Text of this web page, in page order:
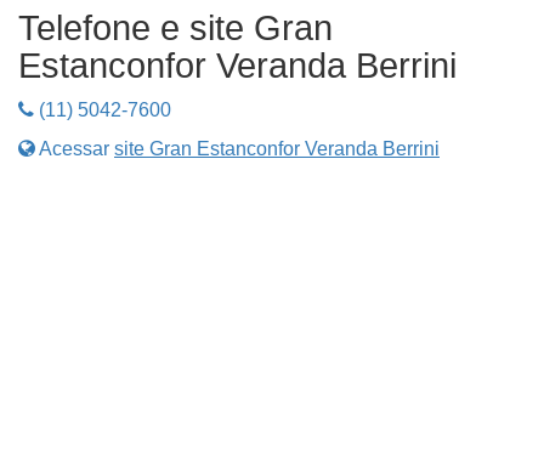
Telefone e site Gran
Estanconfor Veranda Berrini
(11) 5042-7600
Acessar site Gran Estanconfor Veranda Berrini